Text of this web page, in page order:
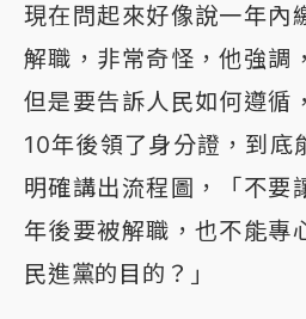
現在問起來好像說一年內
解職，非常奇怪，他強調
但是要告訴人民如何遵循
10年後領了身分證，到底
明確講出流程圖，「不要
年後要被解職，也不能專
民進黨的目的？」